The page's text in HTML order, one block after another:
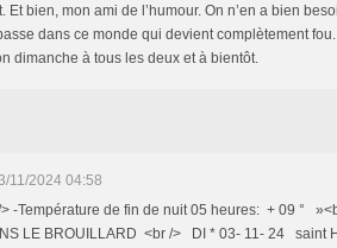
Et bien, mon ami de l’humour. On n’en a bien
dans ce monde qui devient complètement fou.
dimanche à tous les deux et à bientôt.
11/2024 04:58
-Température de fin de nuit 05 heures: + 09 °
LE BROUILLARD <br /> DI * 03- 11- 24 saint